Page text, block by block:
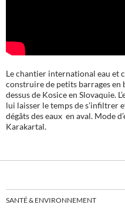
Le chantier international eau et
construire de petits barrages en
dessus de Kosice en Slovaquie.
lui laisser le temps de s’infiltrer
dégâts des eaux en aval. Mode
Karakartal.
SANTÉ & ENVIRONNEMENT